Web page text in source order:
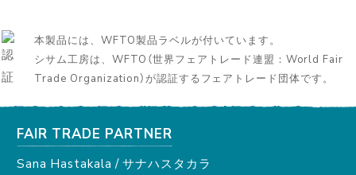
本製品には、WFTO製品ラベルが付いています。
シサム工房は、WFTO（世界フェアトレード連盟：World Fair
Trade Organization）が認証するフェアトレード団体です。
FAIR TRADE PARTNER
Sana Hastakala / サナハスタカラ